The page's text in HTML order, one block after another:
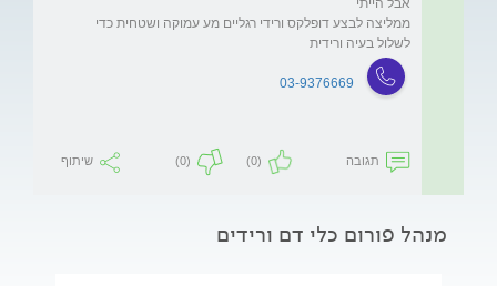
ממליצה לבצע דופלקס ורידי רגליים מע עמוקה ושטחית כדי
לשלול בעיה ורידית
03-9376669
תגובה (0)
(0) שיתוף
מנהל פורום כלי דם ורידים